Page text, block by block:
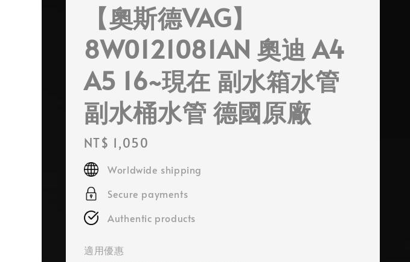
【奧斯德VAG】
8W0121081AN 奧迪 A4
A5 16~現在 副水箱水管
副水桶水管 德國原廠
Regular
price
NT$ 1,050
Worldwide shipping
Secure payments
Authentic products
適用優惠